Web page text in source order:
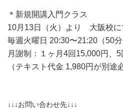
＊新規開講入門クラス
10月13日（火）より 大阪校に
毎週火曜日 20:30〜21:20（50分
月謝制：１ヶ月4回15,000円、5
（テキスト代金 1,980円が別途
↓↓↓お問い合わせ先↓↓↓